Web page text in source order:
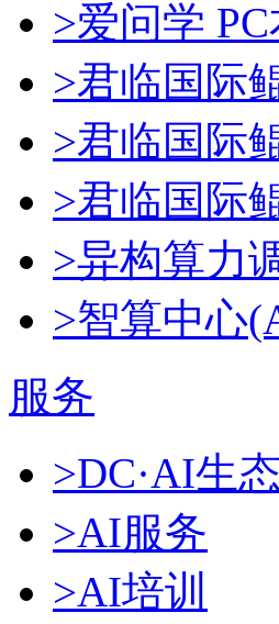
>爱问学
>君临国际
>君临国际
>君临国际
>异构算力
>智算中心
服务
>DC·AI生
>AI服务
>AI培训